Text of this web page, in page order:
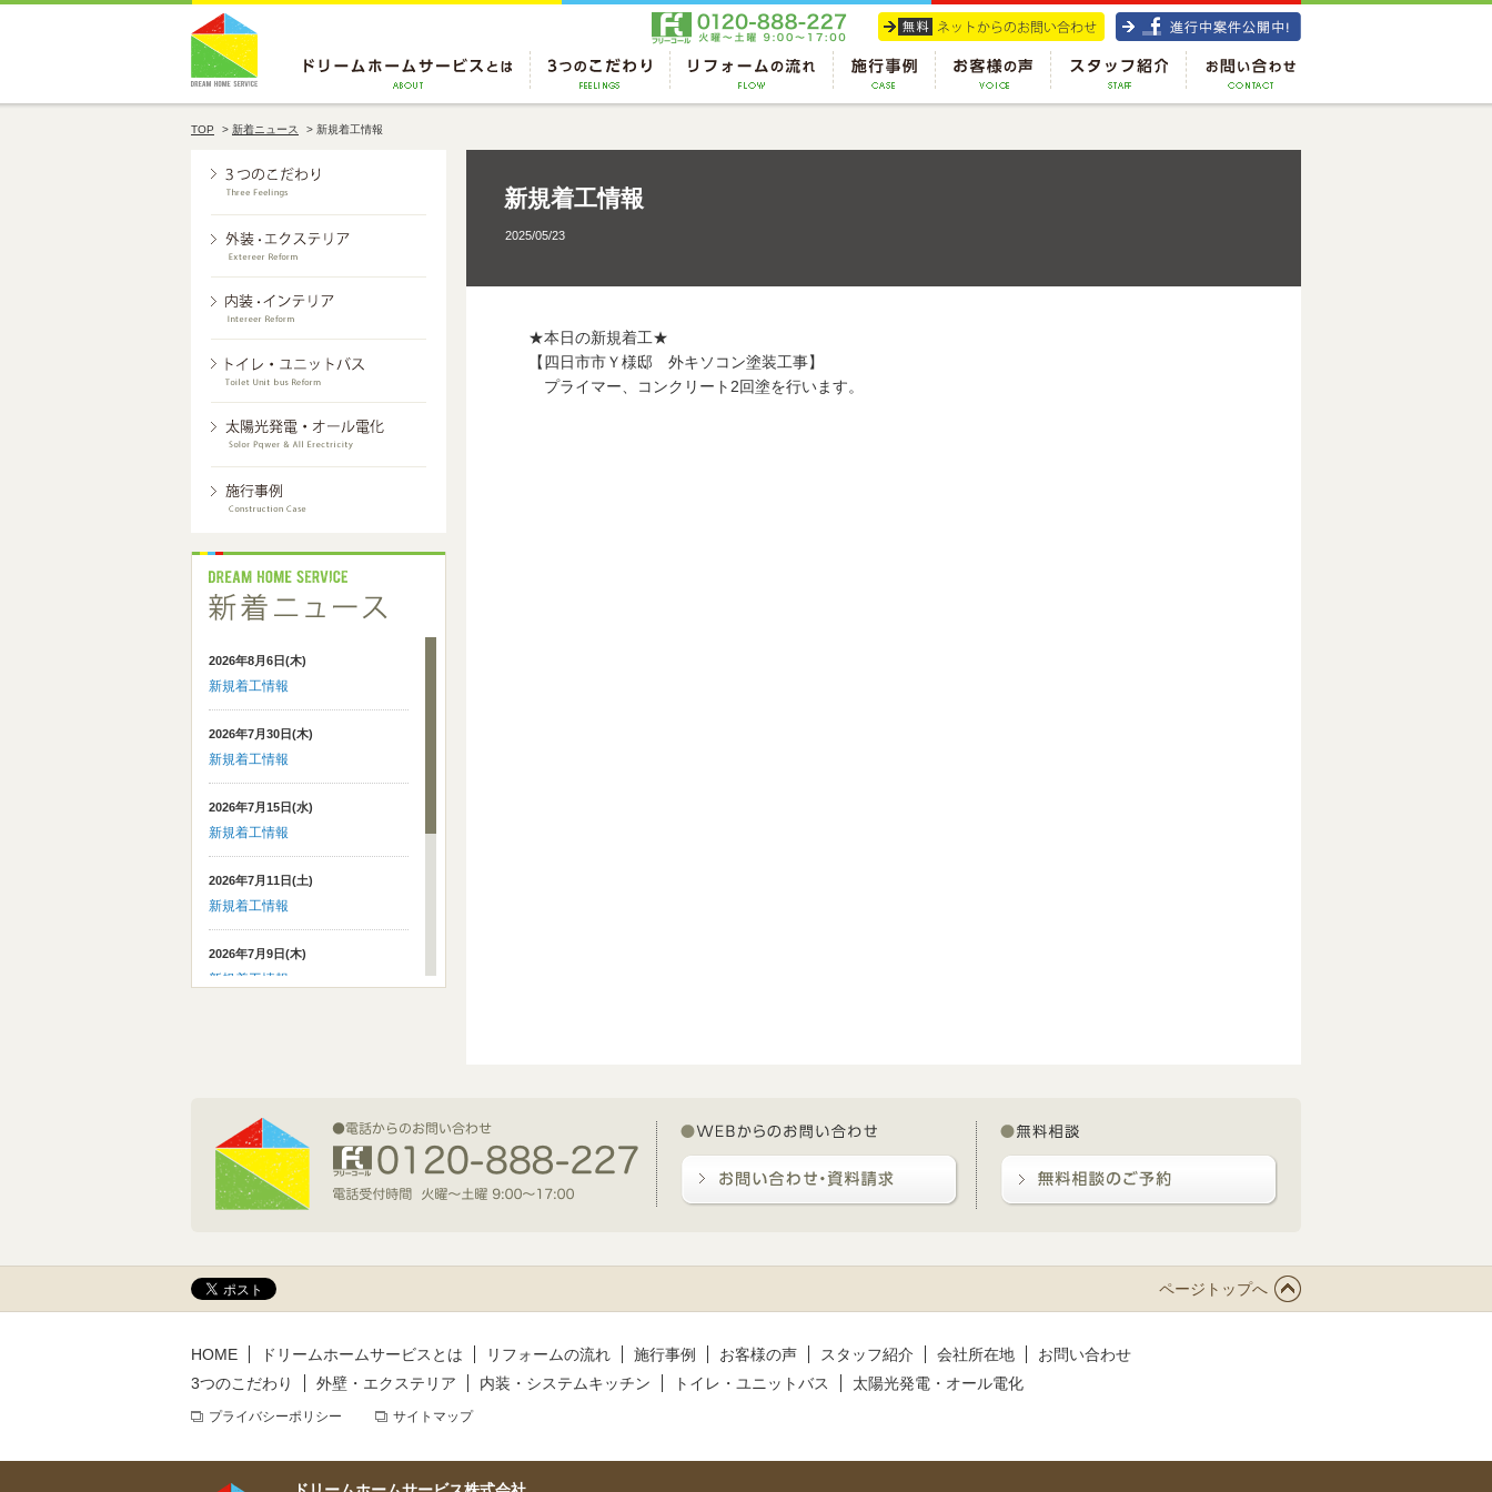
TOP > 新着ニュース > 新規着工情報
2026年8月6日(木)
新規着工情報
2026年7月30日(木)
新規着工情報
2026年7月15日(水)
新規着工情報
2026年7月11日(土)
新規着工情報
2026年7月9日(木)
新規着工情報
新規着工情報
2026年5月14日(木)
新規着工情報
新規着工情報
2025/05/23
★本日の新規着工★
【四日市市Ｙ様邸 外キソコン塗装工事】
プライマー、コンクリート2回塗を行います。
ページトップへ
HOME ドリームホームサービスとは リフォームの流れ 施行事例 お客様の声 スタッフ紹介 会社所在地
お問い合わせ
3つのこだわり
外壁・エクステリア 内装・システムキッチン トイレ・ユニットバス 太陽光発電・オール電化
プライバシーポリシー サイトマップ